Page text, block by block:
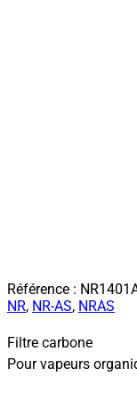
Référence :
NR, NR-AS, NRAS
Filtre carbone
Pour vapeurs